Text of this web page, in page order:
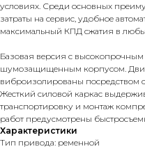
условиях. Среди основных
затраты на сервис, удобное
максимальный КПД сжатия в
Базовая версия с
шумозащищенным корпусом.
виброизолированы посредством
Жесткий силовой каркас
транспортировку и монтаж
работ предусмотрены
Характеристики
Тип привода: ременной